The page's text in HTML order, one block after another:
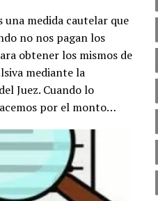
una medida cautelar que
no nos pagan los
obtener los mismos de
mediante la
Juez. Cuando lo
por el monto…